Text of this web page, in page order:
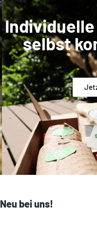
selbst
Neu bei uns!